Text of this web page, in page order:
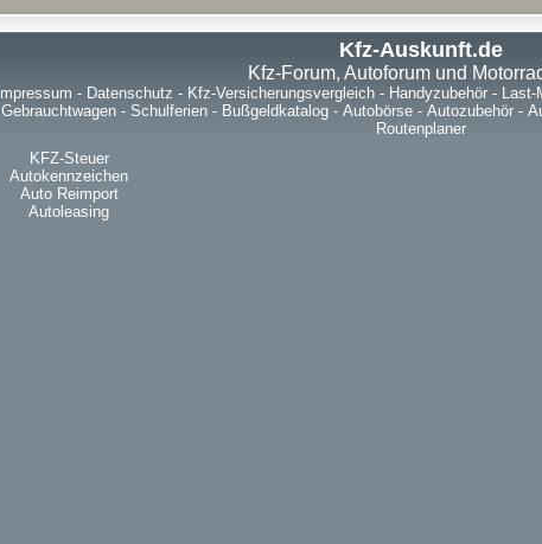
Kfz-Auskunft.de
Kfz-Forum, Autoforum und
Impressum - Datenschutz - Kfz-Versicherungsvergleich- Handyzubehör- Last-
Gebrauchtwagen - Schulferien - Bußgeldkatalog - Autobörse - Autozubehör -
Routenplaner
KFZ-Steuer
Autokennzeichen
Auto Reimport
Autoleasing